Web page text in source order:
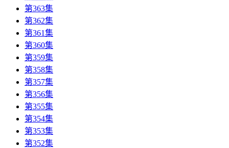
第363集
第362集
第361集
第360集
第359集
第358集
第357集
第356集
第355集
第354集
第353集
第352集